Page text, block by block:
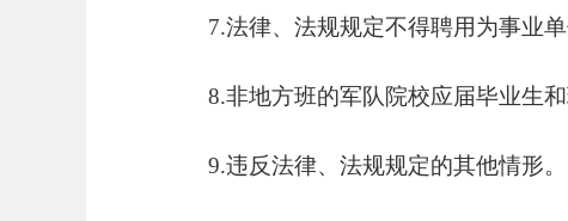
7.法律、法规规定不得聘用为事业
8.非地方班的军队院校应届毕业生
9.违反法律、法规规定的其他情形。